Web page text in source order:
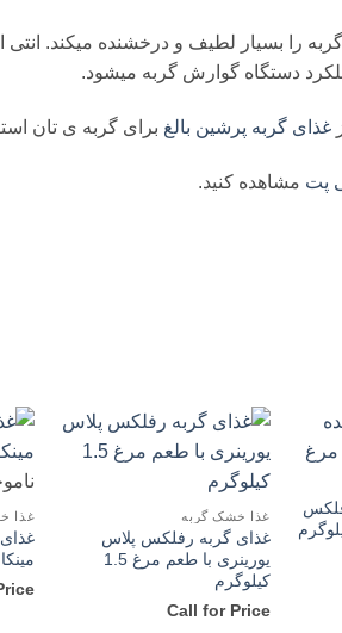
را بسیار لطیف و درخشنده میکند. انتی
دستگاه گوارش گربه میشود.
غذای گربه پرشین بالغ برای گربه ی تان
پت مشاهده کنید.
غذا خشک گربه
غذای گربه رفلکس پلاس
یورینری با طعم مرغ 1.5
کیلوگرم
Call for Price
غذا
مینکاس